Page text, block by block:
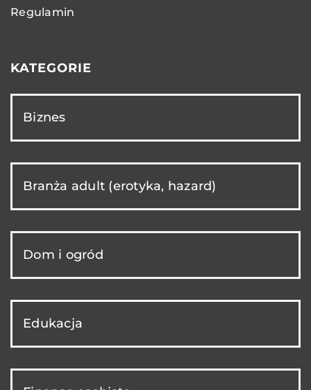
Regulamin
KATEGORIE
Biznes
Branża adult (erotyka, hazard)
Dom i ogród
Edukacja